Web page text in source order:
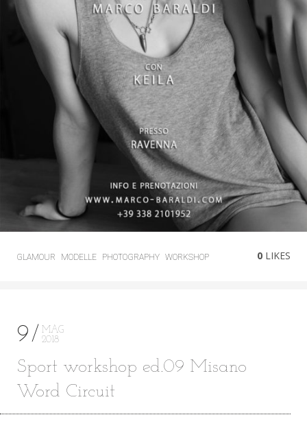
GLAMOUR MODELLE PHOTOGRAPHY WORKSHOP 0 LIKES
9
MAG
2018
Sport workshop ed.09 Misano
Word Circuit